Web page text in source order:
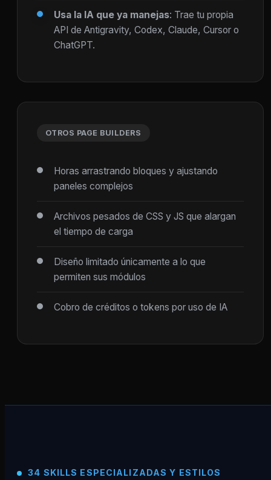
Usa la IA que ya manejas: Trae tu propia
API de Antigravity, Codex, Claude, Cursor o
ChatGPT.
OTROS PAGE BUILDERS
Horas arrastrando bloques y ajustando
paneles complejos
Archivos pesados de CSS y JS que alargan
el tiempo de carga
Diseño limitado únicamente a lo que
permiten sus módulos
Cobro de créditos o tokens por uso de IA
34 SKILLS ESPECIALIZADAS Y ESTILOS